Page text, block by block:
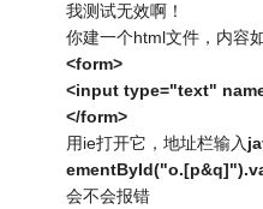
我测试无效啊！
你建一个html文件，内容
<form>
<input type="text"
</form>
用ie打开它，地址栏输入
会不会报错